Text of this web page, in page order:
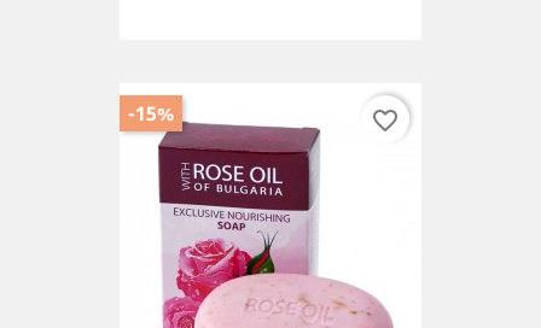
-15% favorite_border